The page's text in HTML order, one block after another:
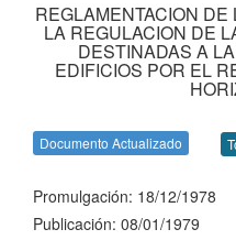
REGLAMENTACION
LA REGULACION DE
DESTINADAS A
EDIFICIOS POR EL
Documento Actualizado
Promulgación: 18/12/1978
Publicación: 08/01/1979